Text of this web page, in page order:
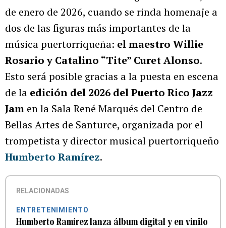
de enero de 2026, cuando se rinda homenaje a
dos de las figuras más importantes de la
música puertorriqueña: el maestro Willie
Rosario y Catalino “Tite” Curet Alonso.
Esto será posible gracias a la puesta en escena
de la edición del 2026 del Puerto Rico Jazz
Jam en la Sala René Marqués del Centro de
Bellas Artes de Santurce, organizada por el
trompetista y director musical puertorriqueño
Humberto Ramírez.
RELACIONADAS
ENTRETENIMIENTO
Humberto Ramírez lanza álbum digital y en vinilo